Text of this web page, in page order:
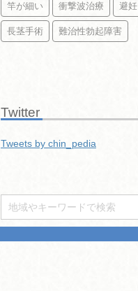
竿が細い 衝撃波治療 避妊
長茎手術 難治性勃起障害
Twitter
Tweets by chin_pedia